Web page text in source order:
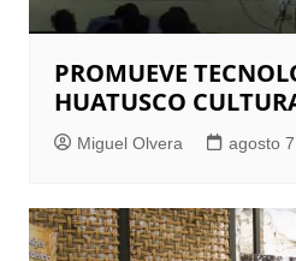
PROMUEVE
HUATUSCO
Miguel Olvera agosto